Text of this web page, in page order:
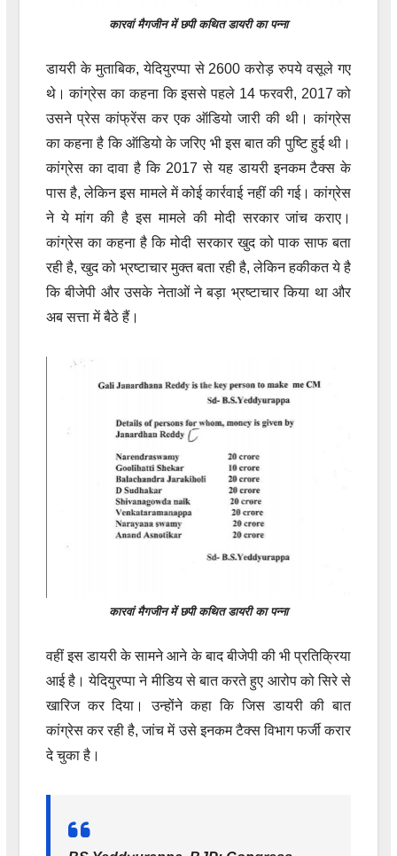
कारवां मैगजीन में छपी कथित डायरी का पन्ना
डायरी के मुताबिक, येदियुरप्पा से 2600 करोड़ रुपये वसूले गए
थे। कांग्रेस का कहना कि इससे पहले 14 फरवरी, 2017 को
उसने प्रेस कांफ्रेंस कर एक ऑडियो जारी की थी। कांग्रेस
का कहना है कि ऑडियो के जरिए भी इस बात की पुष्टि हुई थी।
कांग्रेस का दावा है कि 2017 से यह डायरी इनकम टैक्स के
पास है, लेकिन इस मामले में कोई कार्रवाई नहीं की गई। कांग्रेस
ने ये मांग की है इस मामले की मोदी सरकार जांच कराए।
कांग्रेस का कहना है कि मोदी सरकार खुद को पाक साफ बता
रही है, खुद को भ्रष्टाचार मुक्त बता रही है, लेकिन हकीकत ये है
कि बीजेपी और उसके नेताओं ने बड़ा भ्रष्टाचार किया था और
अब सत्ता में बैठे हैं।
कारवां मैगजीन में छपी कथित डायरी का पन्ना
वहीं इस डायरी के सामने आने के बाद बीजेपी की भी प्रतिक्रिया
आई है। येदियुरप्पा ने मीडिय से बात करते हुए आरोप को सिरे से
खारिज कर दिया। उन्होंने कहा कि जिस डायरी की बात
कांग्रेस कर रही है, जांच में उसे इनकम टैक्स विभाग फर्जी करार
दे चुका है।